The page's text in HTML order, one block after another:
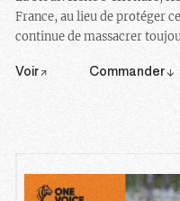
France, au lieu de protéger
continue de massacrer
Voir Commander